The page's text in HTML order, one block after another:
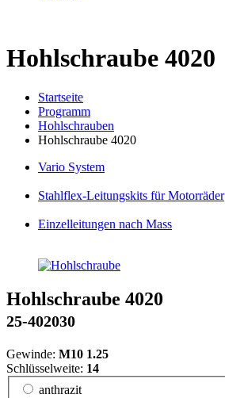
Hohlschraube 4020
Startseite
Programm
Hohlschrauben
Hohlschraube 4020
Vario System
Stahlflex-Leitungskits für Motorräder
Einzelleitungen nach Mass
Hohlschraube 4020
25-402030
Gewinde: M10 1.25
Schlüsselweite: 14
anthrazit